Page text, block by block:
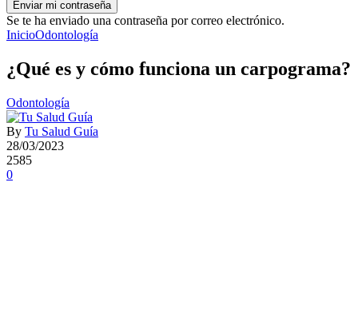
Se te ha enviado una contraseña por correo electrónico.
InicioOdontología
¿Qué es y cómo funciona un carpograma?
Odontología
By Tu Salud Guía
28/03/2023
2585
0